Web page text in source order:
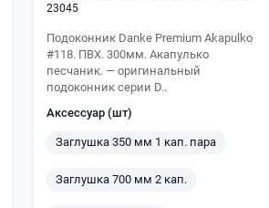
23045
Подоконник Danke Premium Akapulko
#118. ПВХ. 300мм. Акапулько
песчаник. — оригинальный
подоконник серии D..
Аксессуар (шт)
Заглушка 350 мм 1 кап. пара
Заглушка 700 мм 2 кап.